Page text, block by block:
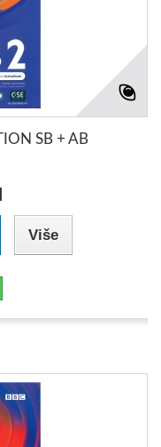
SB + AB
Više